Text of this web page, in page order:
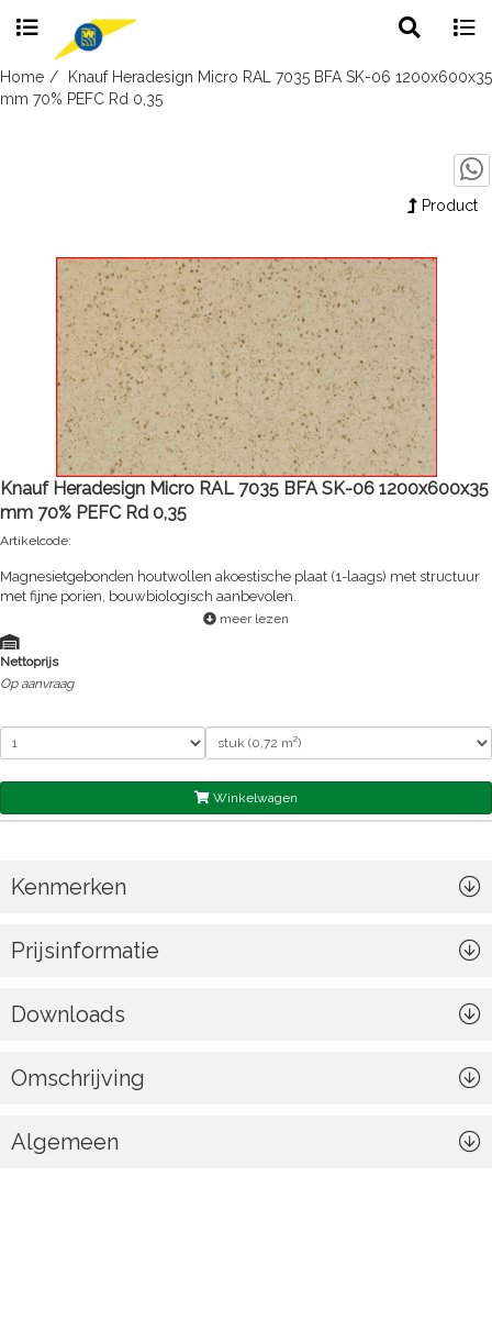
Skip
to
search
Home
Knauf Heradesign Micro RAL 7035 BFA SK-06 1200x600x35
mm 70% PEFC Rd 0,35
Product
Knauf Heradesign Micro RAL 7035 BFA SK-06 1200x600x35
mm 70% PEFC Rd 0,35
Artikelcode:
Magnesietgebonden houtwollen akoestische plaat (1-laags) met structuur
met fijne porien, bouwbiologisch aanbevolen.
meer lezen
Nettoprijs
Op aanvraag
Winkelwagen
Kenmerken
Prijsinformatie
Downloads
Omschrijving
Algemeen